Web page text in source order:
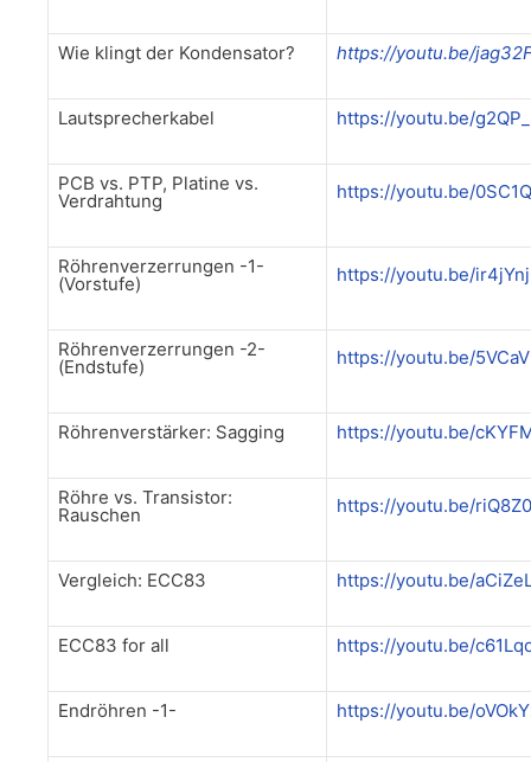
Wie klingt der Kondensator? https://youtu.be/
Lautsprecherkabel https://youtu.be/
PCB vs. PTP, Platine vs.
Verdrahtung https://youtu.be/
Röhrenverzerrungen -1-
(Vorstufe) https://youtu.be/
Röhrenverzerrungen -2-
(Endstufe) https://youtu.be/
Röhrenverstärker: Sagging https://youtu.be/
Röhre vs. Transistor:
Rauschen https://youtu.be/
Vergleich: ECC83 https://youtu.be/
ECC83 for all https://youtu.be/
Endröhren -1- https://youtu.be/